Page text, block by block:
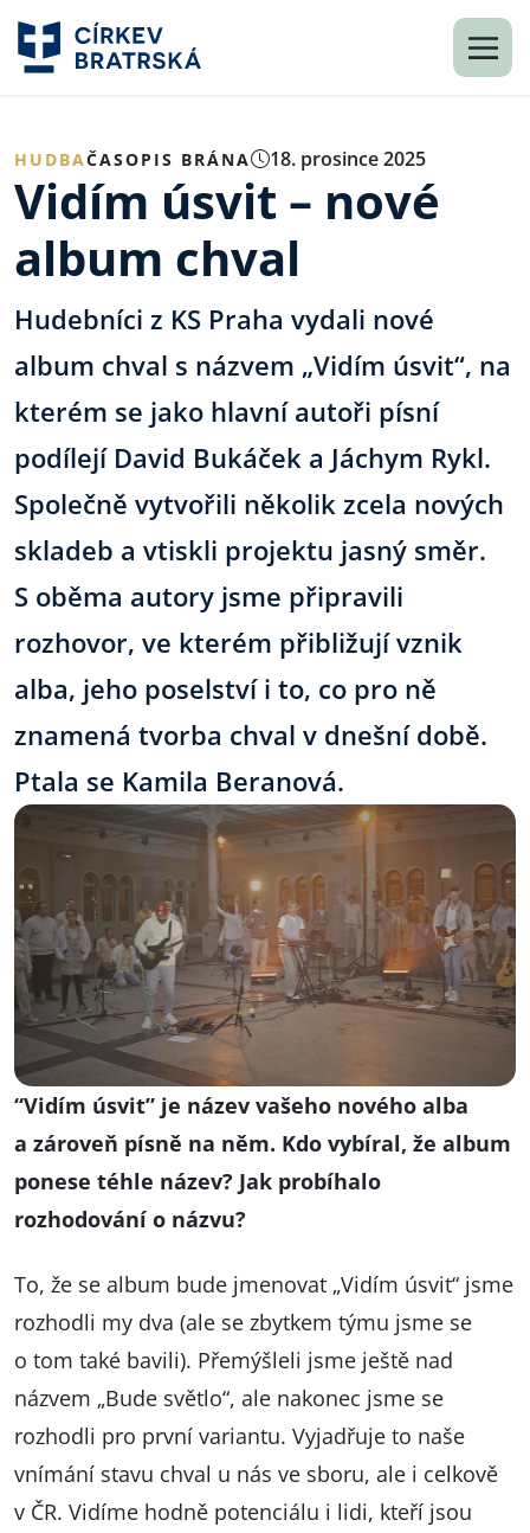
HUDBAČASOPIS BRÁNA 18. prosince 2025
Vidím úsvit – nové
album chval
Hudebníci z KS Praha vydali nové
album chval s názvem „Vidím úsvit“, na
kterém se jako hlavní autoři písní
podílejí David Bukáček a Jáchym Rykl.
Společně vytvořili několik zcela nových
skladeb a vtiskli projektu jasný směr.
S oběma autory jsme připravili
rozhovor, ve kterém přibližují vznik
alba, jeho poselství i to, co pro ně
znamená tvorba chval v dnešní době.
Ptala se Kamila Beranová.
“Vidím úsvit” je název vašeho nového alba
a zároveň písně na něm. Kdo vybíral, že album
ponese téhle název? Jak probíhalo
rozhodování o názvu?
To, že se album bude jmenovat „Vidím úsvit“ jsme
rozhodli my dva (ale se zbytkem týmu jsme se
o tom také bavili). Přemýšleli jsme ještě nad
názvem „Bude světlo“, ale nakonec jsme se
rozhodli pro první variantu. Vyjadřuje to naše
vnímání stavu chval u nás ve sboru, ale i celkově
v ČR. Vidíme hodně potenciálu i lidi, kteří jsou